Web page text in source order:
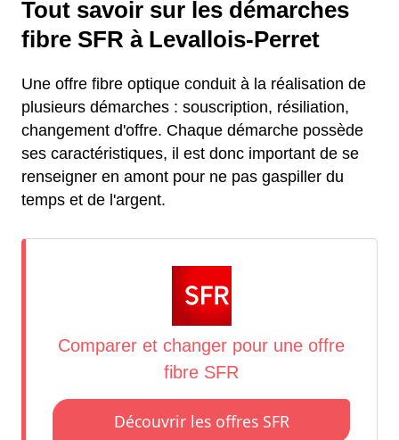
Tout savoir sur les démarches
fibre SFR à Levallois-Perret
Une offre fibre optique conduit à la réalisation de
plusieurs démarches : souscription, résiliation,
changement d'offre. Chaque démarche possède
ses caractéristiques, il est donc important de se
renseigner en amont pour ne pas gaspiller du
temps et de l'argent.